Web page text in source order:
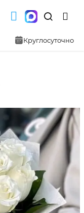
Круглосуточно